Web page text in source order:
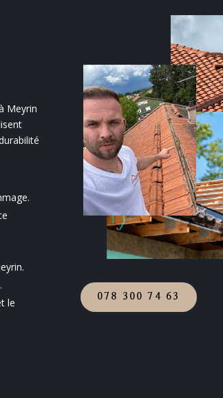
Meyrin
le
078 300 74 63